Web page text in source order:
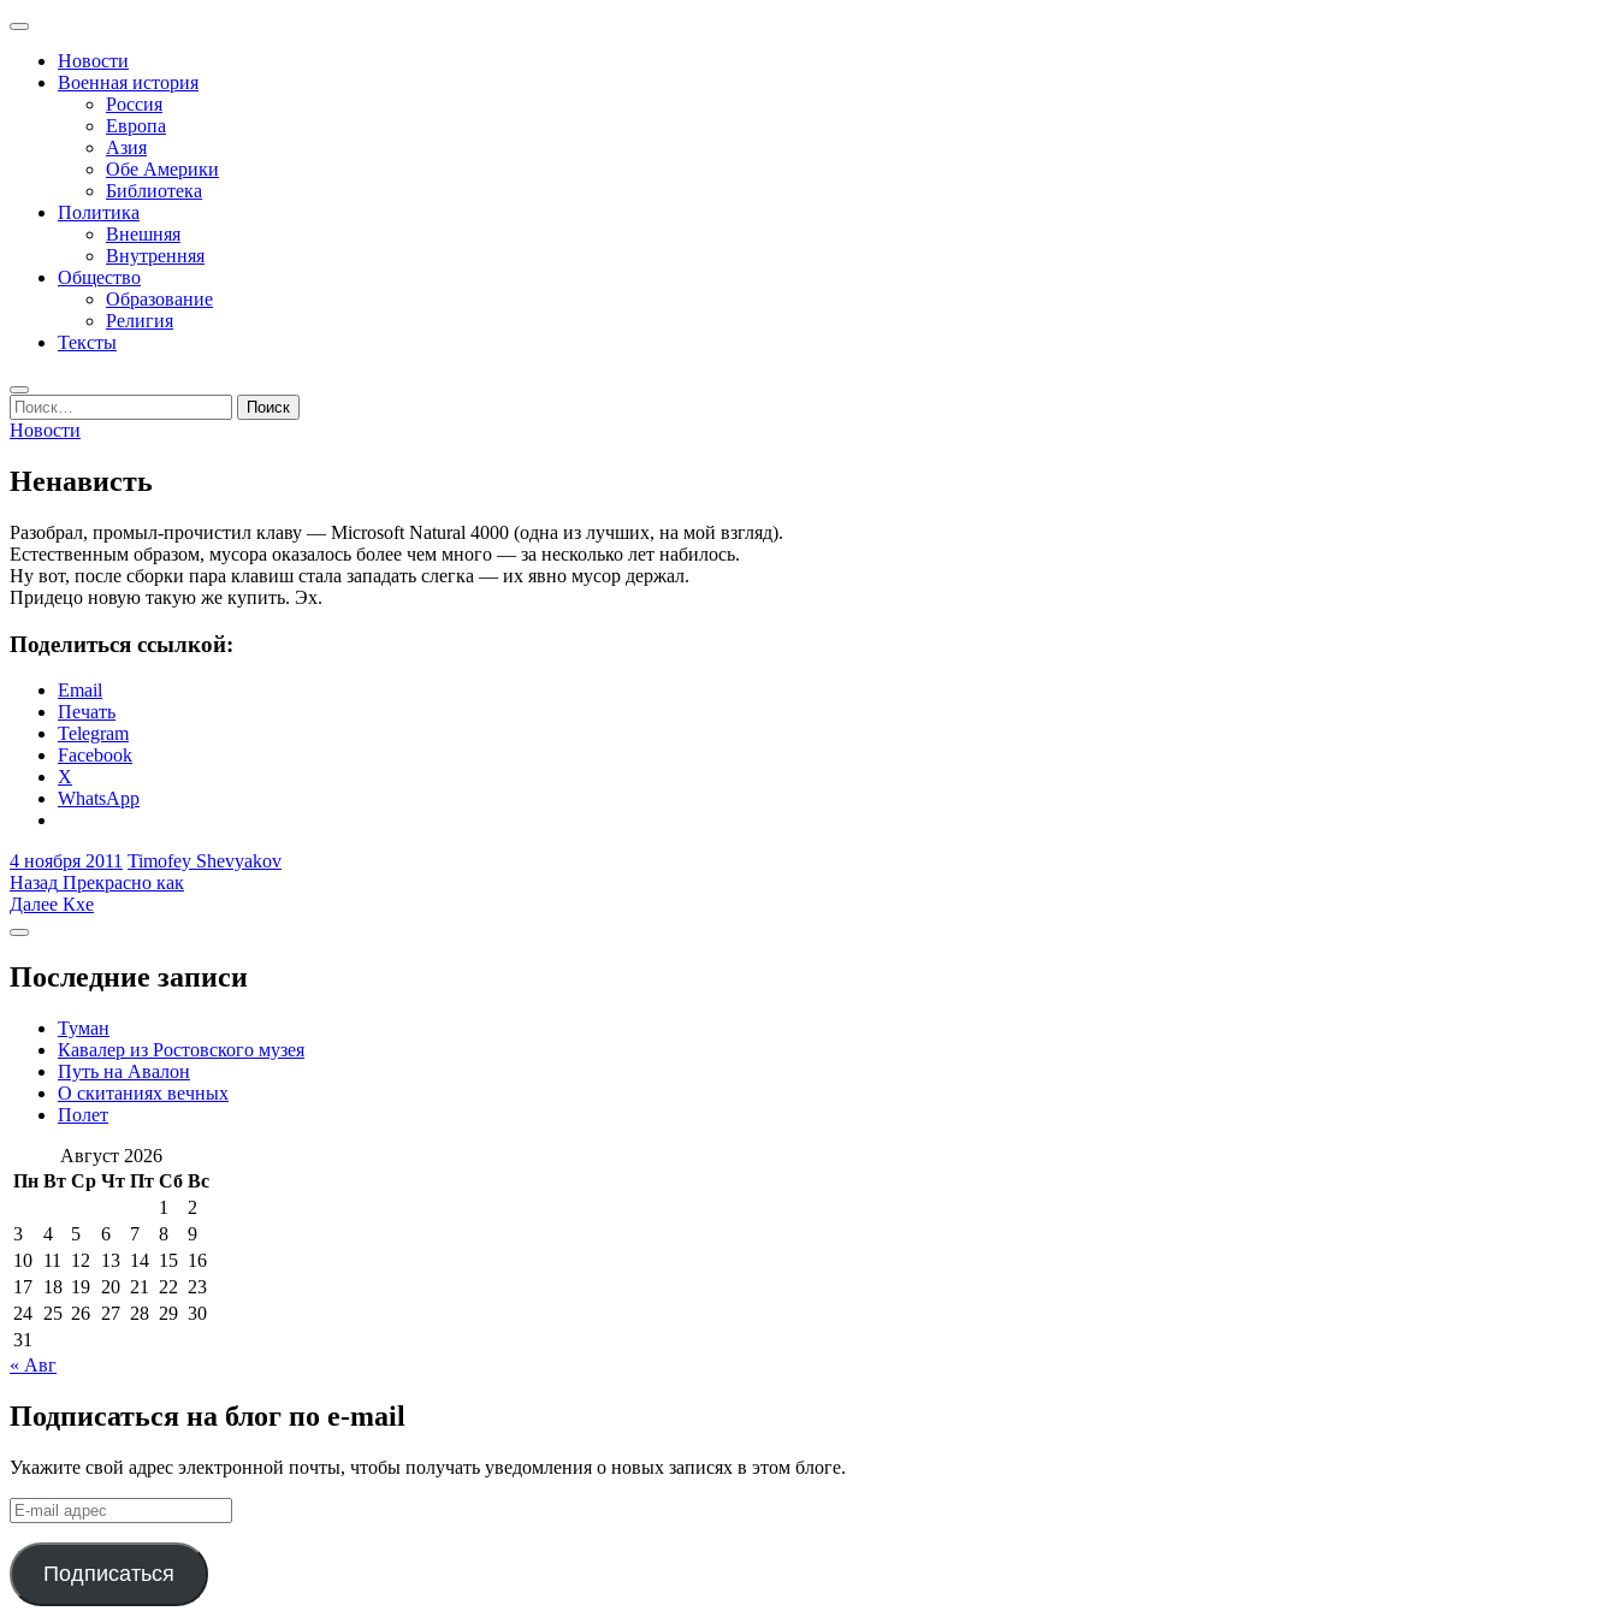
Перейти
содержимому
Журнал старого ворчуна
Записки пенсионера и геймера
Основное
Новости
Военная история
Россия
Европа
Азия
Обе Америки
Библиотека
Политика
Внешняя
Внутренняя
Общество
Образование
Религия
Тексты
Поиск
Найти:
Новости
Ненависть
Разобрал, промыл-прочистил клаву — Microsoft Natural 4000 (одна из лучших, на мой взгляд).
Естественным образом, мусора оказалось более чем много — за несколько лет набилось.
Ну вот, после сборки пара клавиш стала западать слегка — их явно мусор держал.
Придецо новую такую же купить. Эх.
Поделиться ссылкой:
Email
Печать
Telegram
Facebook
X
WhatsApp
4 ноября 2011 Timofey Shevyakov
Навигация
по
Назад Предыдущая
запись:
Прекрасно как
Далее Следующая
Кхе
Боковая
Последние записи
Туман
Кавалер из Ростовского музея
Путь на Авалон
О скитаниях вечных
Полет
Август 2026
Пн Вт Ср Чт Пт Сб Вс
1
2
3
4 5 6 7 8
9
10 11 12 13 14 15 16
17 18 19 20 21 22 23
24 25 26 27 28 29 30
31
« Авг
Подписаться на блог по e-mail
Укажите свой адрес электронной почты, чтобы получать уведомления о новых записях в этом блоге.
E-
mail
адрес
Подписаться